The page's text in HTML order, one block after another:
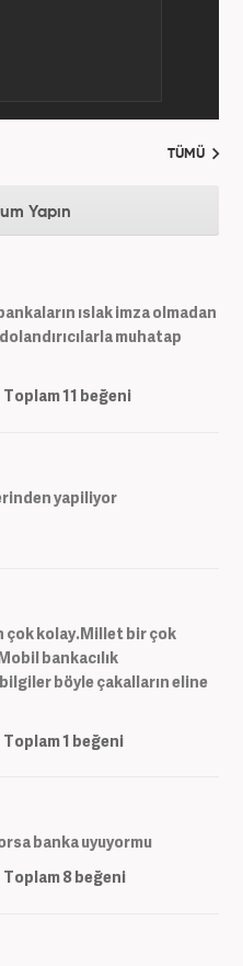
TÜMÜ
Yapın
ıslak imza olmadan
muhatap
Toplam11 beğeni
yapiliyor
çok kolay.Millet bir çok
bankacılık
böyle çakalların eline
Toplam1 beğeni
banka uyuyormu
Toplam8beğeni